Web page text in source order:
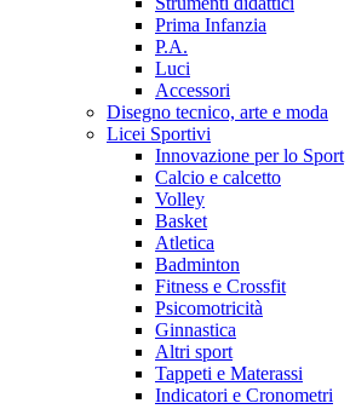
Prima Infanzia
P.A.
Luci
Accessori
Disegno tecnico, arte e moda
Licei Sportivi
Innovazione per lo Sport
Calcio e calcetto
Volley
Basket
Atletica
Badminton
Fitness e Crossfit
Psicomotricità
Ginnastica
Altri sport
Tappeti e Materassi
Indicatori e Cronometri